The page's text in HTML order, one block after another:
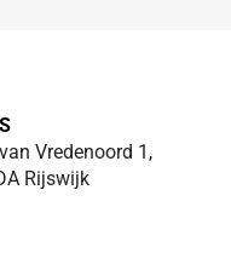
Vredenoord 1,
Rijswijk